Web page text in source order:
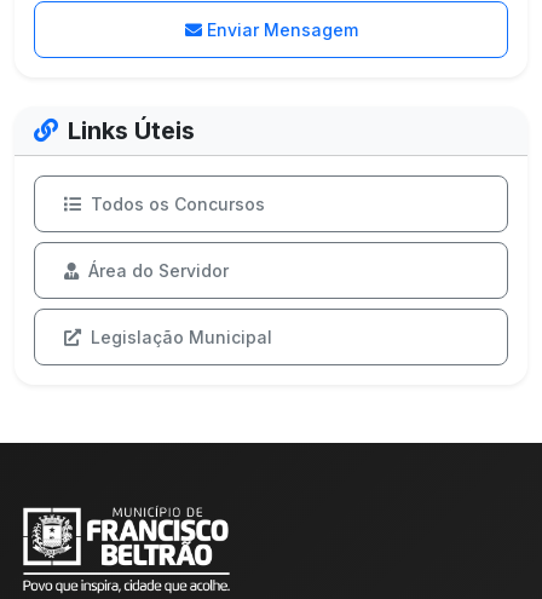
Enviar Mensagem
Links Úteis
Todos os Concursos
Área do Servidor
Legislação Municipal